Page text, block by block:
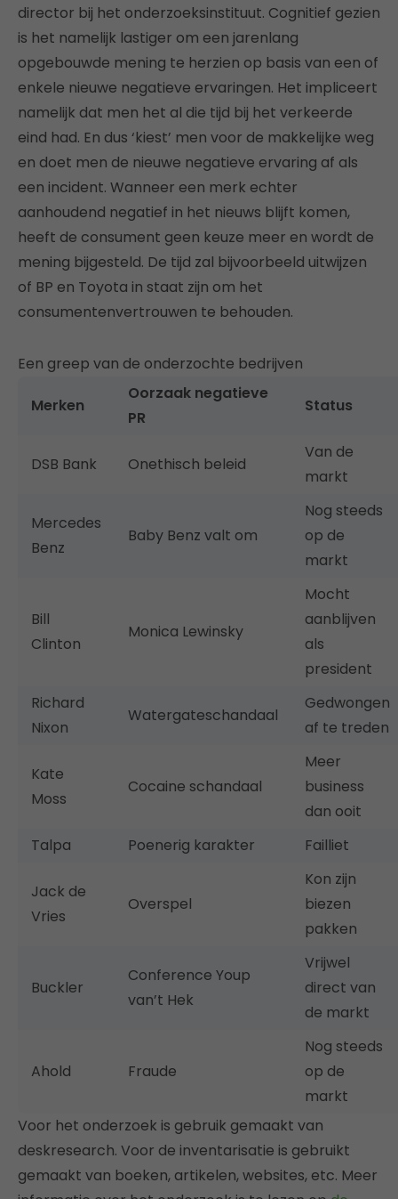
director bij het onderzoeksinstituut. Cognitief gezien
is het namelijk lastiger om een jarenlang
opgebouwde mening te herzien op basis van een of
enkele nieuwe negatieve ervaringen. Het impliceert
namelijk dat men het al die tijd bij het verkeerde
eind had. En dus ‘kiest’ men voor de makkelijke weg
en doet men de nieuwe negatieve ervaring af als
een incident. Wanneer een merk echter
aanhoudend negatief in het nieuws blijft komen,
heeft de consument geen keuze meer en wordt de
mening bijgesteld. De tijd zal bijvoorbeeld uitwijzen
of BP en Toyota in staat zijn om het
consumentenvertrouwen te behouden.
Een greep van de onderzochte bedrijven
Merken
Oorzaak negatieve
PR
Status
DSB Bank Onethisch beleid
Van de
markt
Mercedes
Benz
Baby Benz valt om
Nog steeds
op de
markt
Bill
Clinton
Monica Lewinsky
Mocht
aanblijven
als
president
Richard
Nixon
Watergateschandaal
Gedwongen
af te treden
Kate
Moss
Cocaine schandaal
Meer
business
dan ooit
Talpa
Poenerig karakter Failliet
Jack de
Vries
Overspel
Kon zijn
biezen
pakken
Buckler
Conference Youp
van’t Hek
Vrijwel
direct van
de markt
Ahold Fraude
Nog steeds
op de
markt
Voor het onderzoek is gebruik gemaakt van
deskresearch. Voor de inventarisatie is gebruikt
gemaakt van boeken, artikelen, websites, etc. Meer